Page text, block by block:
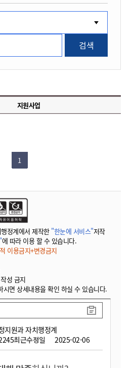
검색
지원사업
1
정계에서 제작한 "한눈에 서비스"저작
에 따라 이용 할 수 있습니다.
이용금지+변경금지
성 금지
면 상세내용을 확인 하실 수 있습니다.
지원과 자치행정계
최근수정일 2025-02-06